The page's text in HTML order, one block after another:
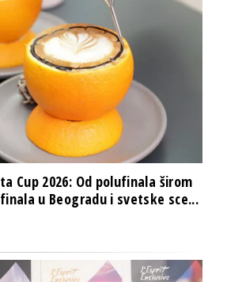
Cup 2026: Od polufinala širom
u Beogradu i svetske sce...